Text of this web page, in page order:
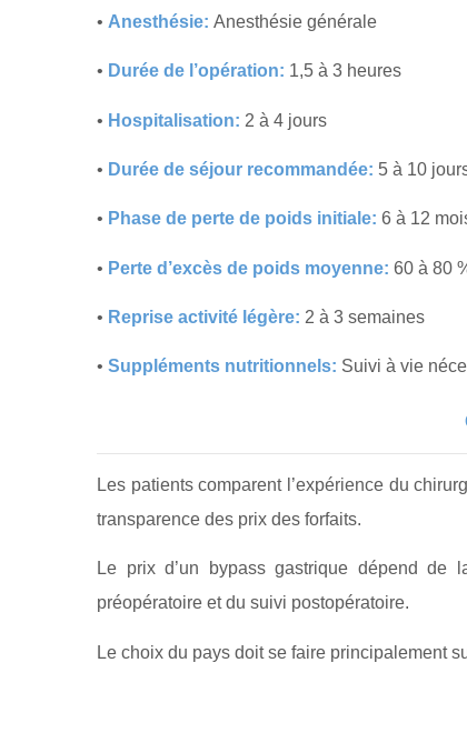
• Anesthésie: Anesthésie générale
• Durée de l’opération: 1,5 à 3 heures
• Hospitalisation: 2 à 4 jours
• Durée de séjour recommandée: 5 à 10
• Phase de perte de poids initiale: 6 à 12
• Perte d’excès de poids moyenne: 60 à 80
• Reprise activité légère: 2 à 3 semaines
• Suppléments nutritionnels: Suivi à vie
Les patients comparent l’expérience du
transparence des prix des forfaits.
Le prix d’un bypass gastrique dépend de
préopératoire et du suivi postopératoire.
Le choix du pays doit se faire principalement